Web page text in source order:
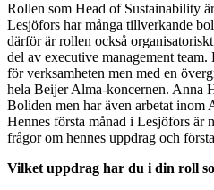
Rollen som Head of Sustainability
Lesjöfors har många tillverkande
därför är rollen också
del av executive management
för verksamheten men med en
hela Beijer Alma-koncernen. Anna
Boliden men har även arbetat inom
Hennes första månad i Lesjöfors är
frågor om hennes uppdrag och
Vilket uppdrag har du i din roll